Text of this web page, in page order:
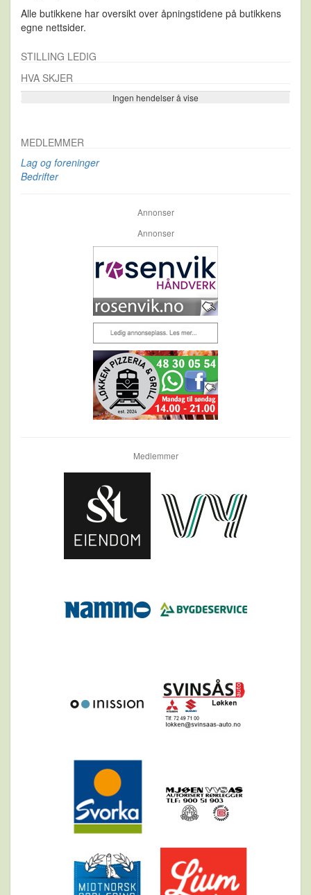
Alle butikkene har oversikt over åpningstidene på butikkens
egne nettsider.
STILLING LEDIG
HVA SKJER
Ingen hendelser å vise
Se flere…
MEDLEMMER
Lag og foreninger
Bedrifter
Annonser
Annonser
Medlemmer